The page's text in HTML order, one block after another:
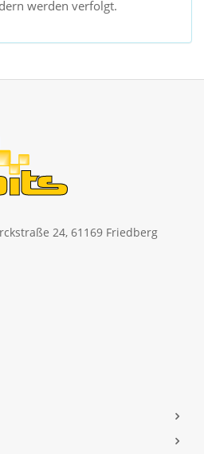
werden verfolgt.
24, 61169 Friedberg